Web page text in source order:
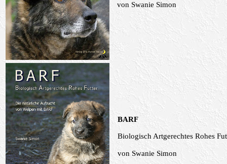
von Swanie Simon
BARF
Biologisch Artgerechtes Rohes
von Swanie Simon